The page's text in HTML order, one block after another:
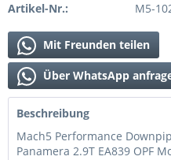
Artikel-Nr.:
M5-
Mit Freunden teilen
Über WhatsApp
Beschreibung
Mach5 Performance
Panamera 2.9T EA839 OPF